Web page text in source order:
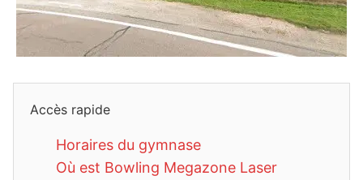
Accès rapide
Horaires du gymnase
Où est Bowling Megazone Laser